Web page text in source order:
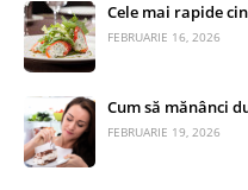
Cele mai rapide
FEBRUARIE 16, 2026
Cum să mănânci
FEBRUARIE 19, 2026